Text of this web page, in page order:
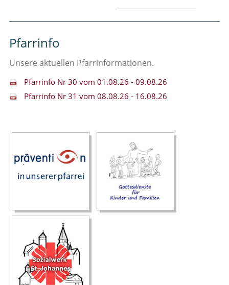
Pfarrinfo
Unsere aktuellen Pfarrinformationen.
Pfarrinfo Nr 30 vom 01.08.26 - 09.08.26
Pfarrinfo Nr 31 vom 08.08.26 - 16.08.26